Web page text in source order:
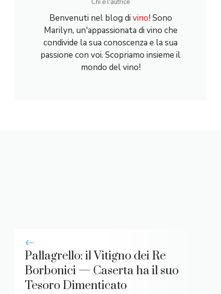
Chi è l'autrice
Benvenuti nel blog divino! Sono
Marilyn, un'appassionata di vino che
condivide la sua conoscenza e la sua
passione con voi. Scopriamo insieme il
mondo del vino!
Pallagrello: il Vitigno dei Re
Borbonici — Caserta ha il suo
Tesoro Dimenticato